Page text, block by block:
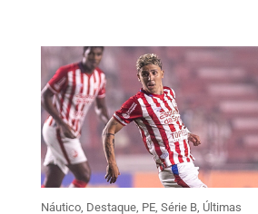
Náutico, Destaque, PE, Série B, Últimas